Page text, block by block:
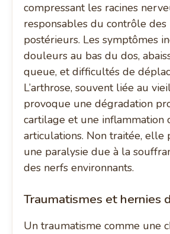
compressant les racines
responsables du contrôle
postérieurs. Les symptômes
douleurs au bas du dos,
queue, et difficultés de
L’arthrose, souvent liée au
provoque une dégradation
cartilage et une inflammation
articulations. Non traitée, elle
une paralysie due à la
des nerfs environnants.
Traumatismes et hernies
Un traumatisme comme une